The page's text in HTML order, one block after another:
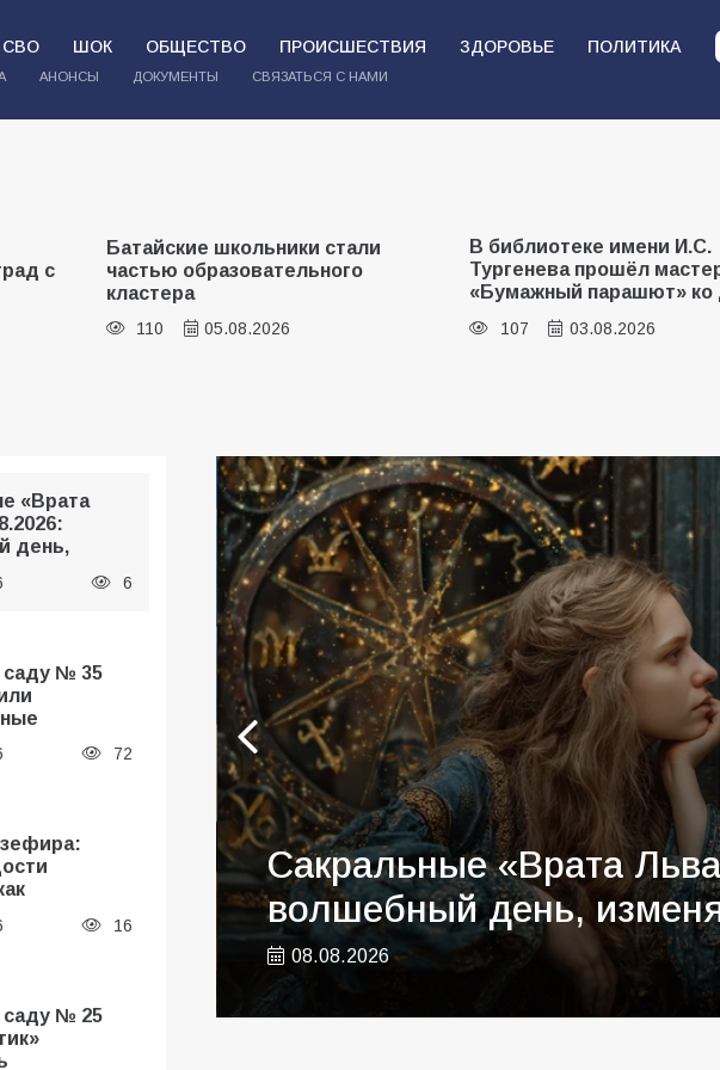
СВО ШОК ОБЩЕСТВО ПРОИСШЕСТВИЯ ЗДОРОВЬЕ ПОЛИТИКА
АНОНСЫ ДОКУМЕНТЫ СВЯЗАТЬСЯ С НАМИ
В библиотеке имени И.С.
Тургенева прошёл мастер-класс
«Бумажный парашют» ко Дню
107 03.08.2026
«Мобилизация или
на самом деле
армии России в августе
103 03.08.2026
«Врата
день,
жизнь
6
саду № 35
в ходе
праздника72
подарок
16
саду № 25
В детском саду № 35
профессии в ходе
07.08.2026